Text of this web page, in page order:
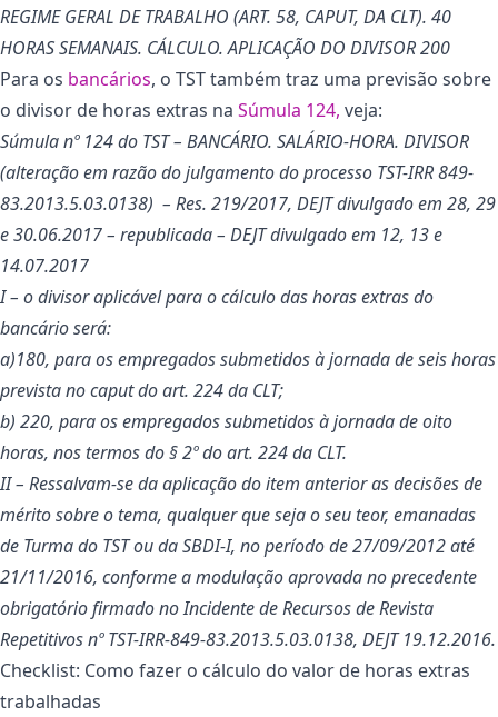
REGIME GERAL DE TRABALHO (ART. 58, CAPUT, DA CLT). 40
HORAS SEMANAIS. CÁLCULO. APLICAÇÃO DO DIVISOR 200
Para os bancários, o TST também traz uma previsão sobre
o divisor de horas extras na Súmula 124, veja:
Súmula nº 124 do TST – BANCÁRIO. SALÁRIO-HORA. DIVISOR
(alteração em razão do julgamento do processo TST-IRR 849-
83.2013.5.03.0138) – Res. 219/2017, DEJT divulgado em 28, 29
e 30.06.2017 – republicada – DEJT divulgado em 12, 13 e
14.07.2017
I – o divisor aplicável para o cálculo das horas extras do
bancário será:
a)180, para os empregados submetidos à jornada de seis horas
prevista no caput do art. 224 da CLT;
b) 220, para os empregados submetidos à jornada de oito
horas, nos termos do § 2º do art. 224 da CLT.
II – Ressalvam-se da aplicação do item anterior as decisões de
mérito sobre o tema, qualquer que seja o seu teor, emanadas
de Turma do TST ou da SBDI-I, no período de 27/09/2012 até
21/11/2016, conforme a modulação aprovada no precedente
obrigatório firmado no Incidente de Recursos de Revista
Repetitivos nº TST-IRR-849-83.2013.5.03.0138, DEJT 19.12.2016.
Checklist: Como fazer o cálculo do valor de horas extras
trabalhadas